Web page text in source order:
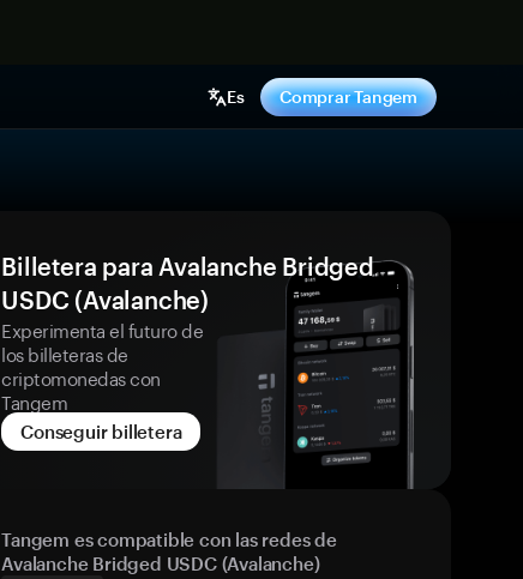
Es Comprar Tangem
Billetera para Avalanche Bridged
USDC (Avalanche)
Experimenta el futuro de
los billeteras de
criptomonedas con
Tangem
Conseguir billetera
Tangem es compatible con las redes de
Avalanche Bridged USDC (Avalanche)